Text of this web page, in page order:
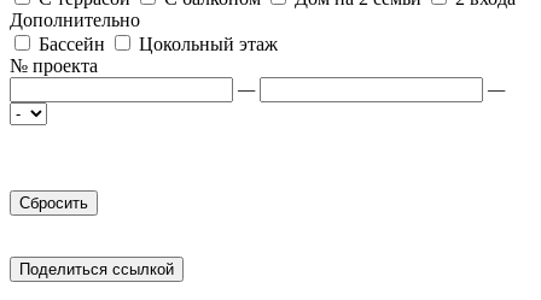
Дополнительно
Бассейн
Цокольный этаж
№ проекта
—
—
Поделиться ссылкой